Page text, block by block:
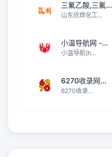
三氟乙酸,三氟...
山东欣烨化工...
小温导航网 -...
小温导航(h...
6270收录网...
6270收录...